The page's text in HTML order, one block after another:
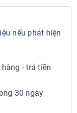
nếu phát hiện
- trả tiền
30 ngày